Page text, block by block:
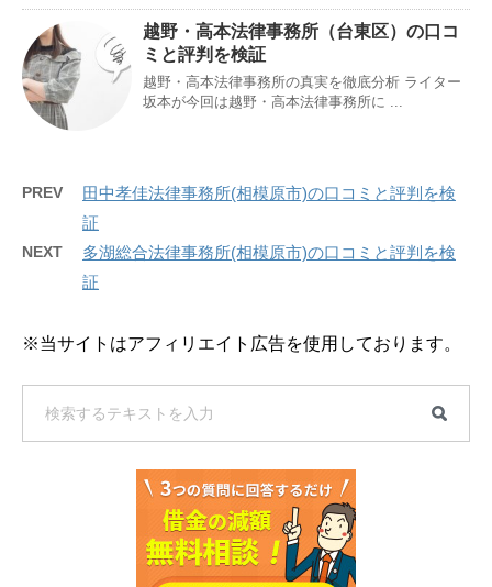
越野・高本法律事務所（台東区）の口コ
ミと評判を検証
越野・高本法律事務所の真実を徹底分析 ライター
坂本が今回は越野・高本法律事務所に ...
PREV
田中孝佳法律事務所(相模原市)の口コミと評判を検
証
NEXT
多湖総合法律事務所(相模原市)の口コミと評判を検
証
※当サイトはアフィリエイト広告を使用しております。